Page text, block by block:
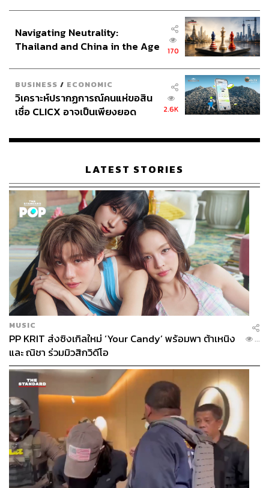
Navigating Neutrality:
Thailand and China in the Age
170
BUSINESS / ECONOMIC
วิเคราะห์ปรากฏการณ์คนแห่ขอสิน
เชื่อ CLICX อาจเป็นเพียงยอด
เรือนไทยที่ถูกซุกไว้
2.6K
LATEST STORIES
MUSIC
PP KRIT ส่งซิงเกิลใหม่ ‘Your Candy’ พร้อมพา ต้าเหนิง
และ ณิชา ร่วมมิวสิกวิดีโอ
...